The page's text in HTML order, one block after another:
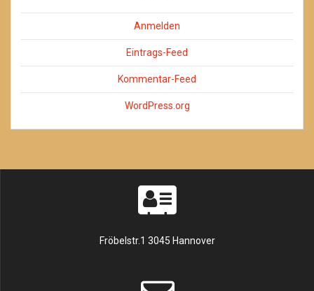
Anmelden
Eintrags-Feed
Kommentar-Feed
WordPress.org
Fröbelstr.1 3045 Hannover